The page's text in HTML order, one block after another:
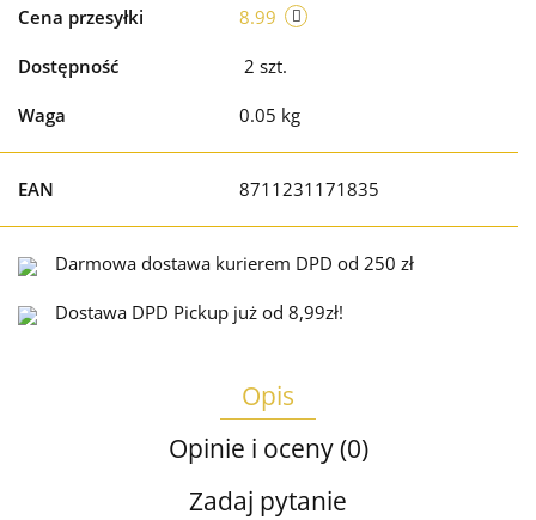
Cena przesyłki 8.99
Dostępność 2 szt.
Waga 0.05 kg
EAN 8711231171835
Darmowa dostawa kurierem DPD od 250 zł
Dostawa DPD Pickup już od 8,99zł!
Opis
Opinie i oceny (0)
Zadaj pytanie